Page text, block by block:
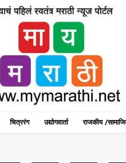
चित्ररंग उद्योगवार्ता राजकीय /